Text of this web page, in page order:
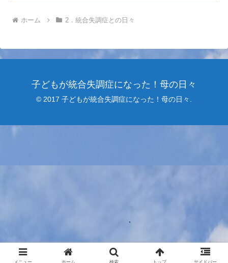
ホーム 2．統合失調症との日々
子どもが統合失調症になった！母の日々
© 2017 子どもが統合失調症になった！母の日々.
メニュー ホーム 検索 トップ サイドバー